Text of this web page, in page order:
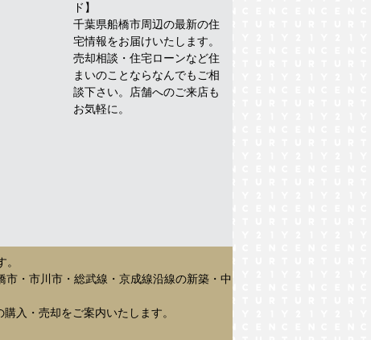
ド】
千葉県船橋市周辺の最新の住
宅情報をお届けいたします。
売却相談・住宅ローンなど住
まいのことならなんでもご相
談下さい。店舗へのご来店も
お気軽に。
・市川市・総武線・京成線沿線の新築・中
入・売却をご案内いたします。